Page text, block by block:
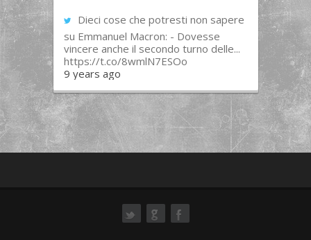
Dieci cose che potresti non sapere
su Emmanuel Macron: - Dovesse
vincere anche il secondo turno delle...
https://t.co/8wmlN7ESOo
9 years ago